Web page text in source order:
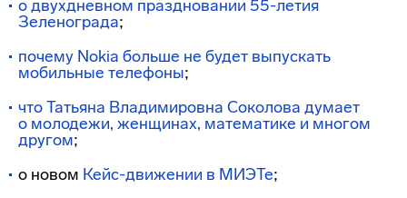
о двухдневном праздновании 55-летия
Зеленограда;
почему Nokia больше не будет выпускать
мобильные телефоны;
что Татьяна Владимировна Соколова думает
о молодежи, женщинах, математике и многом
другом;
о новом Кейс-движении в МИЭТе;